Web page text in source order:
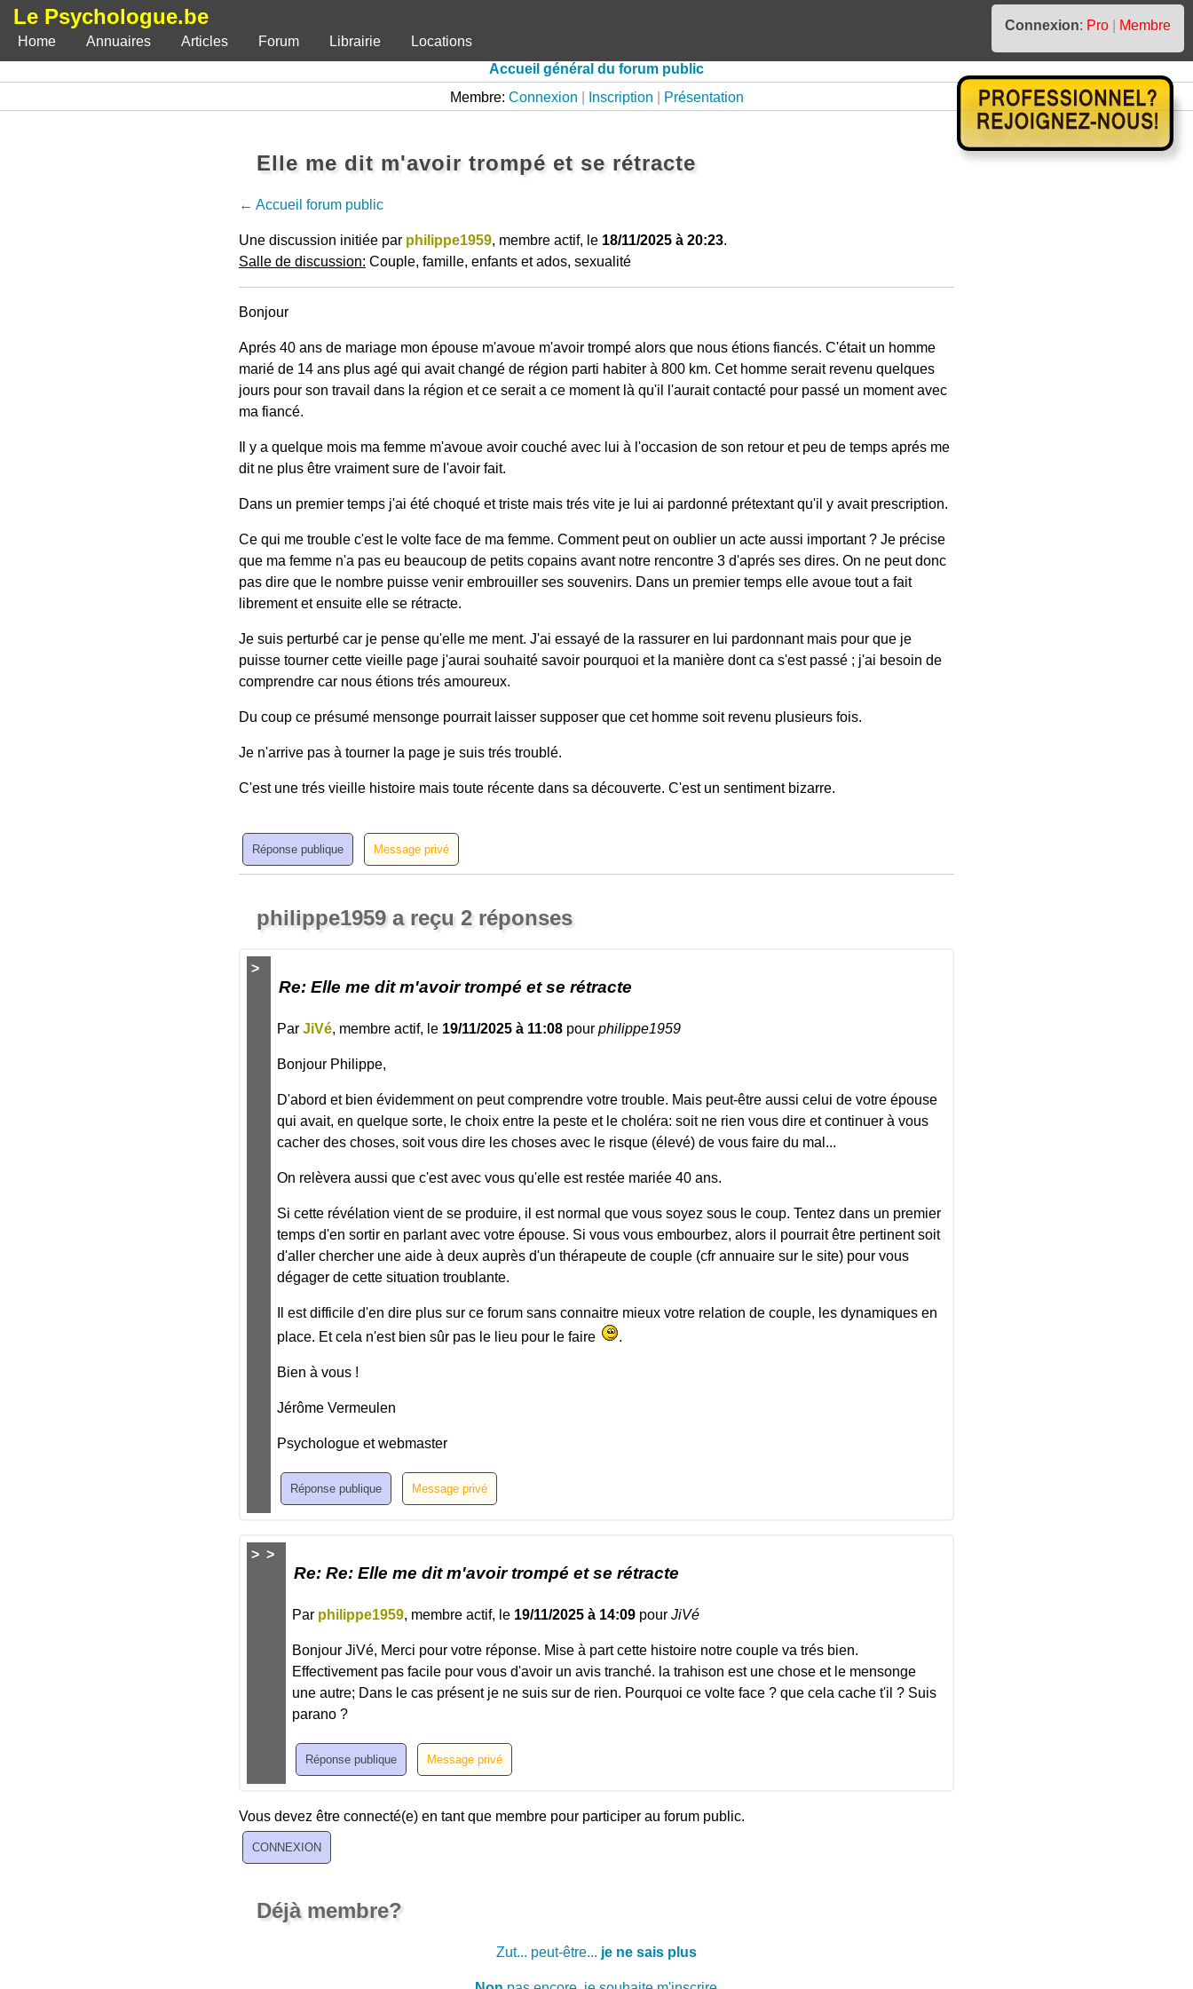
Le Psychologue.be Connexion: Pro
Membre
Home
Annuaires Articles Forum Librairie
Locations
Accueil général du forum public
Membre: Connexion Inscription Présentation
Elle me dit m'avoir trompé et se rétracte
← Accueil forum public
Une discussion initiée par philippe1959, membre actif, le 18/11/2025 à 20:23.
Salle de discussion: Couple, famille, enfants et ados, sexualité
Bonjour
Aprés 40 ans de mariage mon épouse m'avoue m'avoir trompé alors que nous étions fiancés. C'était un homme
marié de 14 ans plus agé qui avait changé de région parti habiter à 800 km. Cet homme serait revenu quelques
jours pour son travail dans la région et ce serait a ce moment là qu'il l'aurait contacté pour passé un moment avec
ma fiancé.
Il y a quelque mois ma femme m'avoue avoir couché avec lui à l'occasion de son retour et peu de temps aprés me
dit ne plus être vraiment sure de l'avoir fait.
Dans un premier temps j'ai été choqué et triste mais trés vite je lui ai pardonné prétextant qu'il y avait prescription.
Ce qui me trouble c'est le volte face de ma femme. Comment peut on oublier un acte aussi important ? Je précise
que ma femme n'a pas eu beaucoup de petits copains avant notre rencontre 3 d'aprés ses dires. On ne peut donc
pas dire que le nombre puisse venir embrouiller ses souvenirs. Dans un premier temps elle avoue tout a fait
librement et ensuite elle se rétracte.
Je suis perturbé car je pense qu'elle me ment. J'ai essayé de la rassurer en lui pardonnant mais pour que je
puisse tourner cette vieille page j'aurai souhaité savoir pourquoi et la manière dont ca s'est passé ; j'ai besoin de
comprendre car nous étions trés amoureux.
Du coup ce présumé mensonge pourrait laisser supposer que cet homme soit revenu plusieurs fois.
Je n'arrive pas à tourner la page je suis trés troublé.
C'est une trés vieille histoire mais toute récente dans sa découverte. C'est un sentiment bizarre.
philippe1959 a reçu 2 réponses
>
Re: Elle me dit m'avoir trompé et se rétracte
Par JiVé, membre actif, le 19/11/2025 à 11:08pour philippe1959
Bonjour Philippe,
D'abord et bien évidemment on peut comprendre votre trouble. Mais peut-être aussi celui de votre épouse
qui avait, en quelque sorte, le choix entre la peste et le choléra: soit ne rien vous dire et continuer à vous
cacher des choses, soit vous dire les choses avec le risque (élevé) de vous faire du mal...
On relèvera aussi que c'est avec vous qu'elle est restée mariée 40 ans.
Si cette révélation vient de se produire, il est normal que vous soyez sous le coup. Tentez dans un premier
temps d'en sortir en parlant avec votre épouse. Si vous vous embourbez, alors il pourrait être pertinent soit
d'aller chercher une aide à deux auprès d'un thérapeute de couple (cfr annuaire sur le site) pour vous
dégager de cette situation troublante.
Il est difficile d'en dire plus sur ce forum sans connaitre mieux votre relation de couple, les dynamiques en
place. Et cela n'est bien sûr pas le lieu pour le faire
.
Bien à vous !
Jérôme Vermeulen
Psychologue et webmaster
> >
Re: Re: Elle me dit m'avoir trompé et se rétracte
Par philippe1959, membre actif, le 19/11/2025 à 14:09pour JiVé
Bonjour JiVé, Merci pour votre réponse. Mise à part cette histoire notre couple va trés bien.
Effectivement pas facile pour vous d'avoir un avis tranché. la trahison est une chose et le mensonge
une autre; Dans le cas présent je ne suis sur de rien. Pourquoi ce volte face ? que cela cache t'il ? Suis
parano ?
Vous devez être connecté(e) en tant que membre pour participer au forum public.
Déjà membre?
Zut... peut-être... je ne sais plus